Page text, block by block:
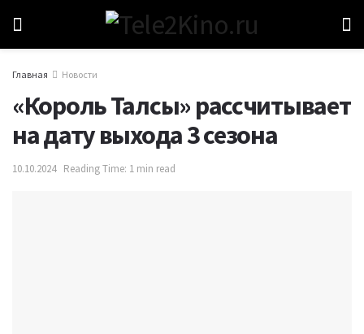
Главная Новости
«Король Талсы» рассчитывает
на дату выхода 3 сезона
10.10.2024 Reading Time: 1 min read